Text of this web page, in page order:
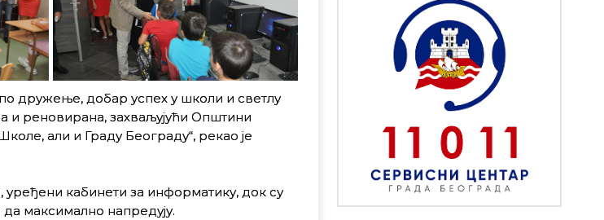
дружење, добар успех у школи и светлу
и реновирана, захваљујући Општини
али и Граду Београду“, рекао је
уређени кабинети за информатику, док су
максимално напредују.